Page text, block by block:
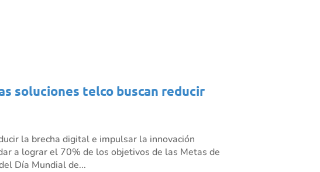
soluciones telco buscan reducir
la brecha digital e impulsar la innovación
a lograr el 70% de los objetivos de las Metas de
Día Mundial de...